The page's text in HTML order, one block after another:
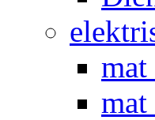
mat
mat